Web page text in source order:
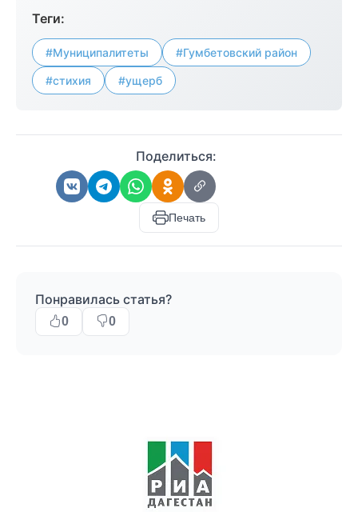
Теги:
#Муниципалитеты #Гумбетовский район
#стихия #ущерб
Поделиться:
Печать
Понравилась статья?
0 0